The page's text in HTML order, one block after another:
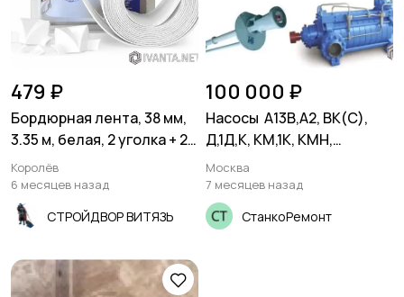
479 ₽
Бордюрная лента, 38 мм,
3.35 м, белая, 2 уголка + 2
заглушки, 4Walls
Королёв
6 месяцев назад
СТРОЙДВОР ВИТЯЗЬ
100 000 ₽
Насосы А13В,А2, ВК(С),
Д,1Д,К, КМ,1К, КМН,
КМХ,КсВ,НКУ,4НК,СД,ПДГ,
НД,СМ,
НПК,Ш40,Ш80,ЭЦВ,Х,АХ,АХ
Е,ХЕ,АХП,ПВН, KRS,Grundfo
Москва
7 месяцев назад
СтанкоРемонт